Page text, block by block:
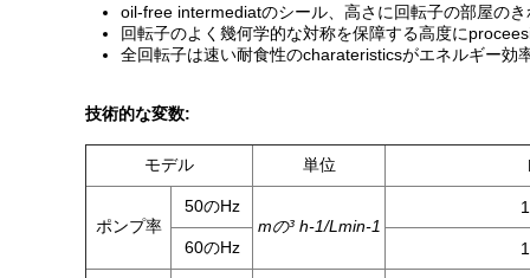
oil-free intermediatのシール、高さに回転子の部屋の
回転子のよく幾何学的な対称を保障する高度に
全回転子は速い耐食性のcharateristicsがエネルギー効
技術的な変数:
モデル 単位
ポンプ率
50のHz
mの³ h-1/Lmin-1
60のHz